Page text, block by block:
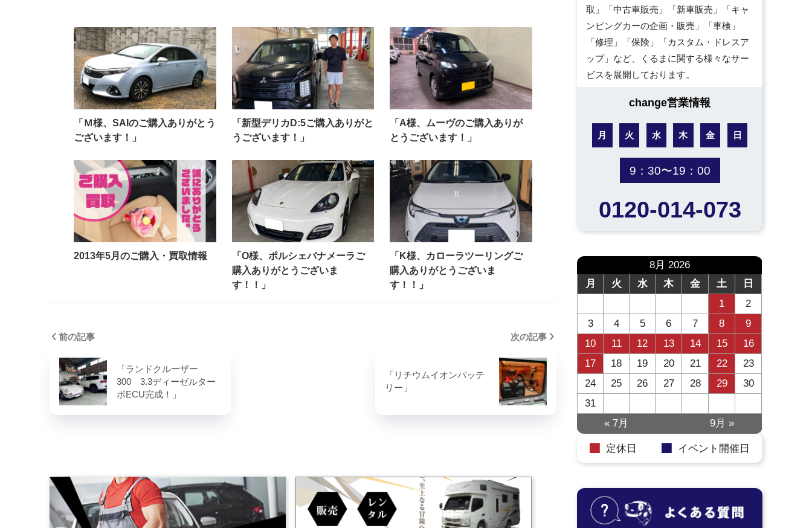
「Ｍ様、SAIのご購入ありがとう
ございます！」
「新型デリカD:5ご購入ありがと
うございます！」
「A様、ムーヴのご購入ありが
とうございます！」
2013年5月のご購入・買取情報
「O様、ポルシェパナメーラご
購入ありがとうございま
す！！」
「K様、カローラツーリングご
購入ありがとうございま
す！！」
前の記事
「ランドクルーザー
300 3.3ディーゼルター
ボECU完成！」
次の記事
「リチウムイオンバッテ
リー」
取」「中古車販売」「新車販売」「キャ
ンピングカーの企画・販売」「車検」
「修理」「保険」「カスタム・ドレスア
ップ」など、くるまに関する様々なサー
ビスを展開しております。
change営業情報
月 火 水 木 金 日
9：30〜19：00
0120-014-073
8月 2026
月
火 水 木 金 土
日
1
2
3
4 5 6 7 8
9
10
11 12 13 14 15
16
17
18 19 20 21 22
23
24
25 26 27 28 29
30
31
« 7月
9月 »
定休日 イベント開催日